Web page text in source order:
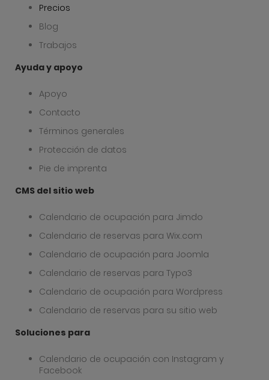
Precios
Blog
Trabajos
Ayuda y apoyo
Apoyo
Contacto
Términos generales
Protección de datos
Pie de imprenta
CMS del sitio web
Calendario de ocupación para Jimdo
Calendario de reservas para Wix.com
Calendario de ocupación para Joomla
Calendario de reservas para Typo3
Calendario de ocupación para Wordpress
Calendario de reservas para su sitio web
Soluciones para
Calendario de ocupación con Instagram y
Facebook